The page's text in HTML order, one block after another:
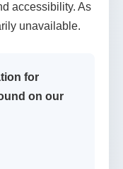
accessibility. As
unavailable.
for
on our